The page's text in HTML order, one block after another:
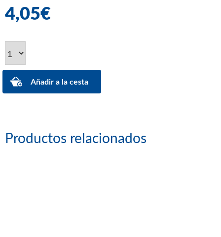
4,05€
Productos relacionados